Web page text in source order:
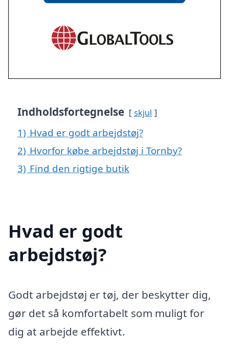
Indholdsfortegnelse skjul
1) Hvad er godt arbejdstøj?
2) Hvorfor købe arbejdstøj i Tornby?
3) Find den rigtige butik
Hvad er godt
arbejdstøj?
Godt arbejdstøj er tøj, der beskytter dig,
gør det så komfortabelt som muligt for
dig at arbejde effektivt.